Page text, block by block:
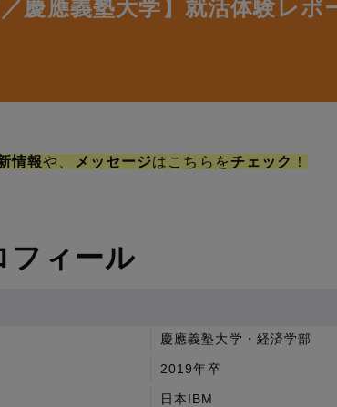
／慶應義塾大学】就活体験レポ
情報や、 メッセージはこちらを チェック ！
フィール
慶應義塾大学・経済学部
2019年卒
日本IBM